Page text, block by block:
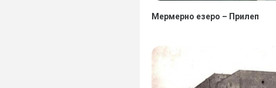
Мермерно езеро – Прилеп